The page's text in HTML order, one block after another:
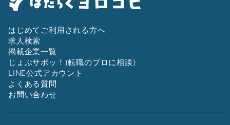
はじめてご利用される方へ
求人検索
掲載企業一覧
じょぶサポッ！(転職のプロに相談)
LINE公式アカウント
よくある質問
お問い合わせ